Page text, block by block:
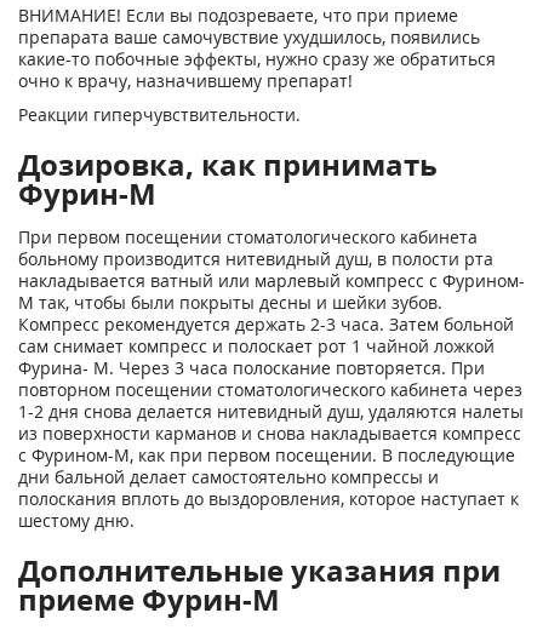
ВНИМАНИЕ! Если вы подозреваете, что при приеме
препарата ваше самочувствие ухудшилось, появились
какие-то побочные эффекты, нужно сразу же обратиться
очно к врачу, назначившему препарат!
Реакции гиперчувствительности.
Дозировка, как принимать
Фурин-М
При первом посещении стоматологического кабинета
больному производится нитевидный душ, в полости рта
накладывается ватный или марлевый компресс с Фурином-
М так, чтобы были покрыты десны и шейки зубов.
Компресс рекомендуется держать 2-3 часа. Затем больной
сам снимает компресс и полоскает рот 1 чайной ложкой
Фурина- М. Через 3 часа полоскание повторяется. При
повторном посещении стоматологического кабинета через
1-2 дня снова делается нитевидный душ, удаляются налеты
из поверхности карманов и снова накладывается компресс
с Фурином-М, как при первом посещении. В последующие
дни бальной делает самостоятельно компрессы и
полоскания вплоть до выздоровления, которое наступает к
шестому дню.
Дополнительные указания при
приеме Фурин-М